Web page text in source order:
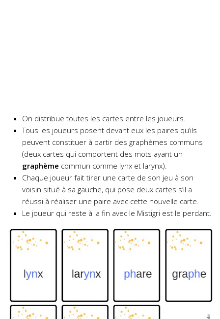
On distribue toutes les cartes entre les joueurs.
Tous les joueurs posent devant eux les paires qu’ils
peuvent constituer à partir des graphèmes communs
(deux cartes qui comportent des mots ayant un
graphème commun comme lynx et larynx).
Chaque joueur fait tirer une carte de son jeu à son
voisin situé à sa gauche, qui pose deux cartes s’il a
réussi à réaliser une paire avec cette nouvelle carte.
Le joueur qui reste à la fin avec le Mistigri est le perdant.